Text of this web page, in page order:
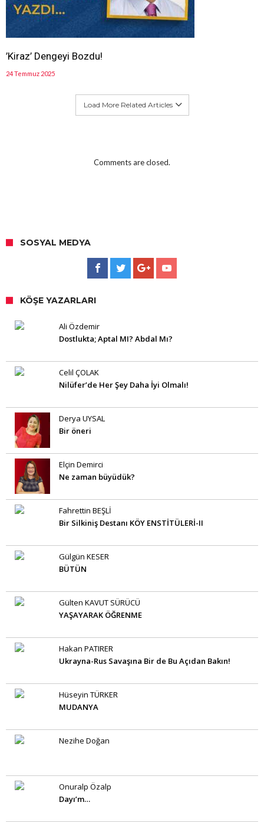
’Kiraz’ Dengeyi Bozdu!
24 Temmuz 2025
Load More Related Articles
Comments are closed.
SOSYAL MEDYA
KÖŞE YAZARLARI
Ali Özdemir
Dostlukta; Aptal MI? Abdal Mı?
Celil ÇOLAK
Nilüfer’de Her Şey Daha İyi Olmalı!
Derya UYSAL
Bir öneri
Elçin Demirci
Ne zaman büyüdük?
Fahrettin BEŞLİ
Bir Silkiniş Destanı KÖY ENSTİTÜLERİ-II
Gülgün KESER
BÜTÜN
Gülten KAVUT SÜRÜCÜ
YAŞAYARAK ÖĞRENME
Hakan PATIRER
Ukrayna-Rus Savaşına Bir de Bu Açıdan Bakın!
Hüseyin TÜRKER
MUDANYA
Nezihe Doğan
Onuralp Özalp
Dayı’m…